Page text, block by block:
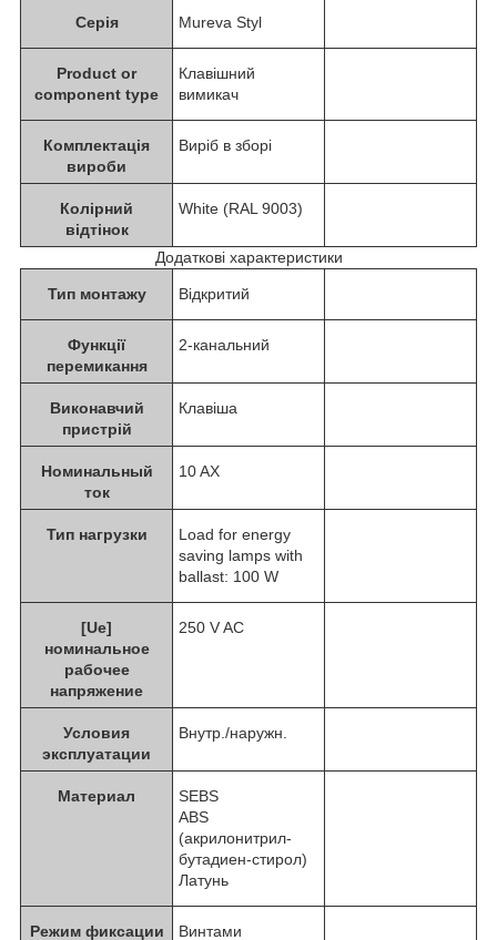
Серія Mureva Styl
Product or
component type
Клавішний
вимикач
Комплектація
вироби
Виріб в зборі
Колірний
відтінок
White (RAL 9003)
Додаткові характеристики
Тип монтажу Відкритий
Функції
перемикання
2-канальний
Виконавчий
пристрій
Клавіша
Номинальный
ток
10 AX
Тип нагрузки
Load for energy
saving lamps with
ballast: 100 W
[Ue]
номинальное
рабочее
напряжение
250 V AC
Условия
эксплуатации
Внутр./наружн.
Материал
SEBS
ABS
(акрилонитрил-
бутадиен-стирол)
Латунь
Режим фиксации Винтами